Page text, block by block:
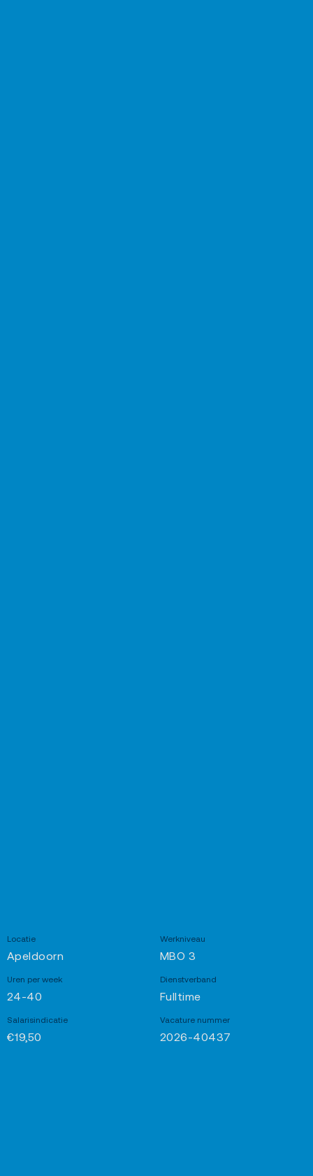
Locatie
Apeldoorn
Werkniveau
MBO 3
Uren per week
24-40
Dienstverband
Fulltime
Salarisindicatie
€19,50
Vacature nummer
2026-40437